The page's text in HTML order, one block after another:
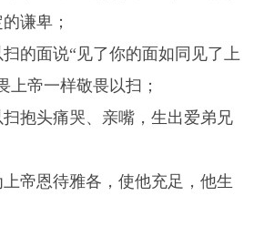
谦卑；
的面说“见了你的面如同见了上
上帝一样敬畏以扫；
抱头痛哭、亲嘴，生出爱弟兄
帝恩待雅各，使他充足，他生